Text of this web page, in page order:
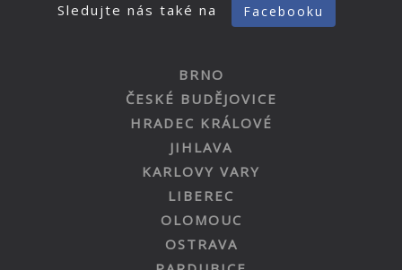
Sledujte nás také na Facebooku
BRNO
ČESKÉ BUDĚJOVICE
HRADEC KRÁLOVÉ
JIHLAVA
KARLOVY VARY
LIBEREC
OLOMOUC
OSTRAVA